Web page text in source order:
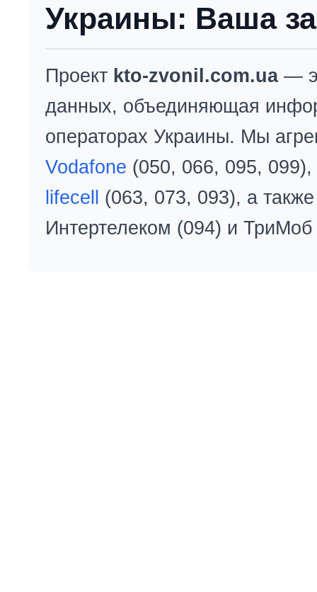
Украины: Ваша
Проект kto-zvonil.com.ua—
данных, объединяющая
операторах Украины. Мы
Vodafone (050, 066, 095, 099),
lifecell
(063, 073, 093), а
Интертелеком (094) и ТриМоб